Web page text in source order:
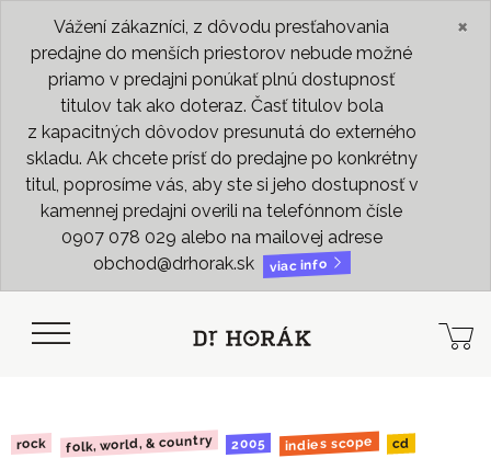
Vážení zákazníci, z dôvodu presťahovania
predajne do menších priestorov nebude možné
priamo v predajni ponúkať plnú dostupnosť
titulov tak ako doteraz. Časť titulov bola
z kapacitných dôvodov presunutá do externého
skladu. Ak chcete prísť do predajne po konkrétny
titul, poprosíme vás, aby ste si jeho dostupnosť v
kamennej predajni overili na telefónnom čísle
0907 078 029 alebo na mailovej adrese
obchod@drhorak.sk
viac info
×
rock folk, world, & country 2005 indies scope cd